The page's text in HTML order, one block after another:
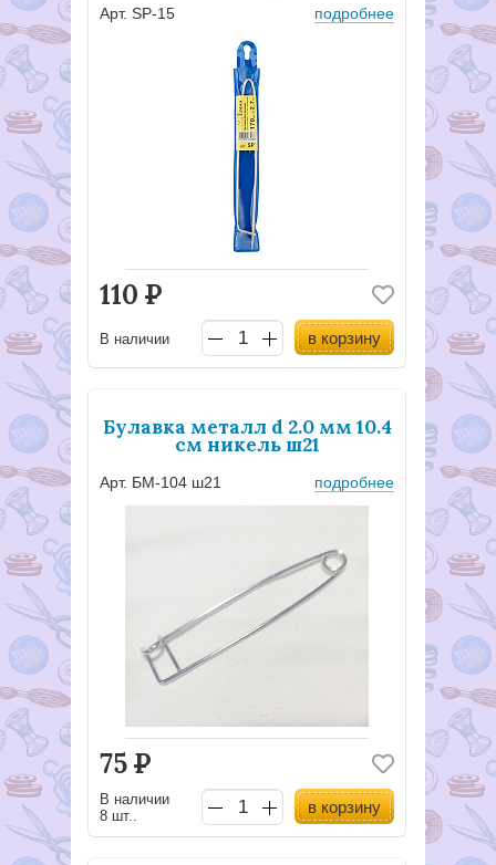
Арт. SP-15 подробнее
110 Р
В наличии в корзину
Булавка металл d 2.0 мм 10.4
см никель ш21
Арт. БМ-104 ш21 подробнее
75Р
В наличии
8 шт..
в корзину